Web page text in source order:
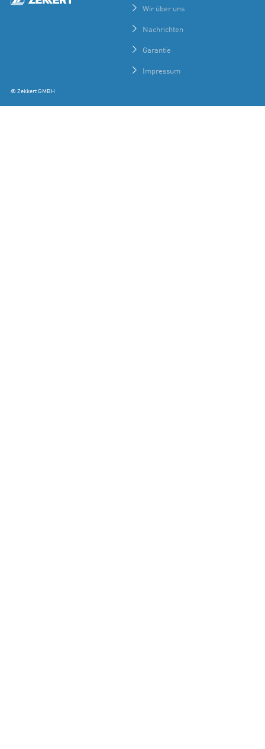
© Zekkert GMBH
Wir über uns
Nachrichten
Garantie
Impressum